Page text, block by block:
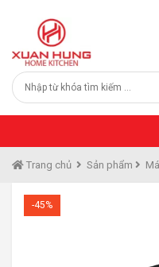
Trang chủ Sản phẩm
-45%